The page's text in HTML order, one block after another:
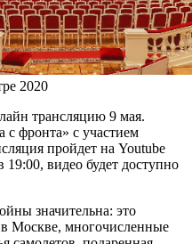
2020
трансляцию 9 мая.
с фронта» с участием
пройдет на Youtube
19:00, видео будет доступно
значительна: это
в Москве, многочисленные